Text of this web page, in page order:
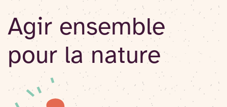
Agir ensemble
pour la nature